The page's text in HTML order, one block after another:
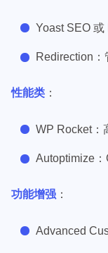
Yoast SEO
Redirection：
性能类 ：
WP Rocket：
Autoptimize
功能增强 ：
Advanced